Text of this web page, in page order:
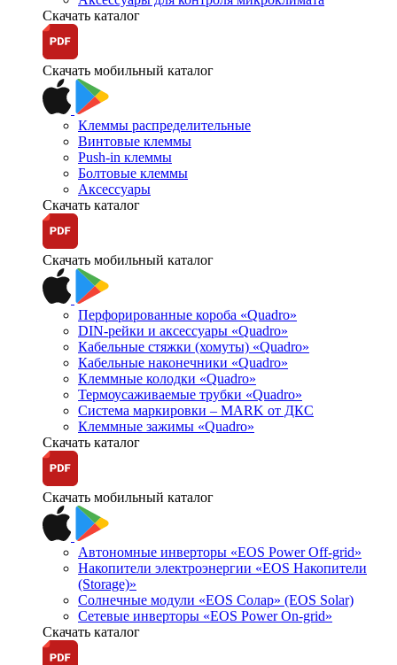
Скачать каталог
Скачать мобильный каталог
Клеммы распределительные
Винтовые клеммы
Push-in клеммы
Болтовые клеммы
Аксессуары
Скачать каталог
Скачать мобильный каталог
Перфорированные короба «Quadro»
DIN-рейки и аксессуары «Quadro»
Кабельные стяжки (хомуты) «Quadro»
Кабельные наконечники «Quadro»
Клеммные колодки «Quadro»
Термоусаживаемые трубки «Quadro»
Система маркировки – MARK от ДКС
Клеммные зажимы «Quadro»
Скачать каталог
Скачать мобильный каталог
Автономные инверторы «EOS Power Off-grid»
Накопители электроэнергии «EOS Накопители
(Storage)»
Солнечные модули «EOS Солар» (EOS Solar)
Сетевые инверторы «EOS Power On-grid»
Скачать каталог